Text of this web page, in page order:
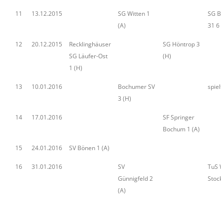
11 13.12.2015
SG Witten 1
(A)
SG
31 6
12 20.12.2015
Recklinghäuser
SG Läufer-Ost
1 (H)
SG Höntrop 3
(H)
13 10.01.2016
Bochumer SV
3 (H)
14 17.01.2016
SF Springer
Bochum 1 (A)
15 24.01.2016 SV Bönen 1 (A)
16 31.01.2016
SV
Günnigfeld 2
(A)
TuS